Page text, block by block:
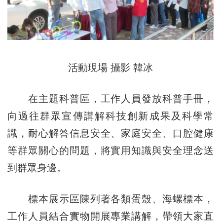
活動現場 攝影 韓冰
在主題科普區，工作人員發放科普手冊，
向過往群眾宣傳講解科技創新成果及科學常
識，耐心解答信息安全、家庭安全、口腔健康
等群眾關心的問題，將實用知識與安全理念送
到群眾身邊。
標本展示區陳列著各類蛋殼、海螺標本，
工作人員結合實物開展專業講解，帶領大家直